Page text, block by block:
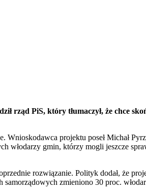
rząd PiS, który tłumaczył, że chce
Wnioskodawca projektu poseł Michał
włodarzy gmin, którzy mogli jeszcze
rozwiązanie. Polityk dodał, że
zmieniono 30 proc.